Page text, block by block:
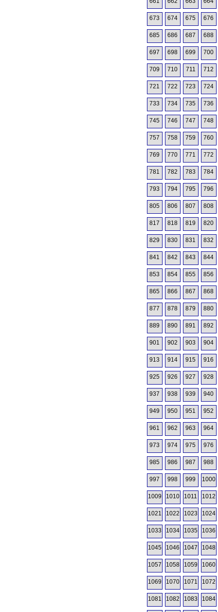
673 674 675 676
685 686 687 688
697 698 699 700
709 710 711 712
721 722 723 724
733 734 735 736
745 746 747 748
757 758 759 760
769 770 771 772
781 782 783 784
793 794 795 796
805 806 807 808
817 818 819 820
829 830 831 832
841 842 843 844
853 854 855 856
865 866 867 868
877 878 879 880
889 890 891 892
901 902 903 904
913 914 915 916
925 926 927 928
937 938 939 940
949 950 951 952
961 962 963 964
973 974 975 976
985 986 987 988
997 998 999 1000
1009 1010 1011 1012
1021 1022 1023 1024
1033 1034 1035 1036
1045 1046 1047 1048
1057 1058 1059 1060
1069 1070 1071 1072
1081 1082 1083 1084